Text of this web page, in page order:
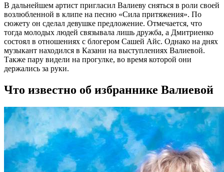
В дальнейшем артист пригласил Валиеву сняться в роли своей
возлюбленной в клипе на песню «Сила притяжения». По
сюжету он сделал девушке предложение. Отмечается, что
тогда молодых людей связывала лишь дружба, а Дмитриенко
состоял в отношениях с блогером Сашей Айс. Однако на днях
музыкант находился в Казани на выступлениях Валиевой.
Также пару видели на прогулке, во время которой они
держались за руки.
Что известно об избраннике Валиевой